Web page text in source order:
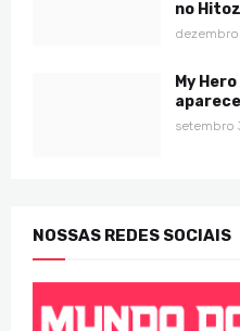
no
dezembro
My
setembro
NOSSAS REDES SOCIAIS